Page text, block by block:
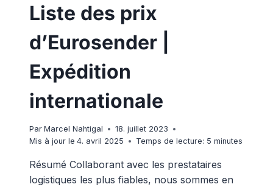
Liste des prix
d’Eurosender |
Expédition
internationale
Par Marcel Nahtigal
18. juillet 2023
Mis à jour le 4. avril 2025 Temps de lecture: 5minutes
Résumé Collaborant avec les prestataires
logistiques les plus fiables, nous sommes en